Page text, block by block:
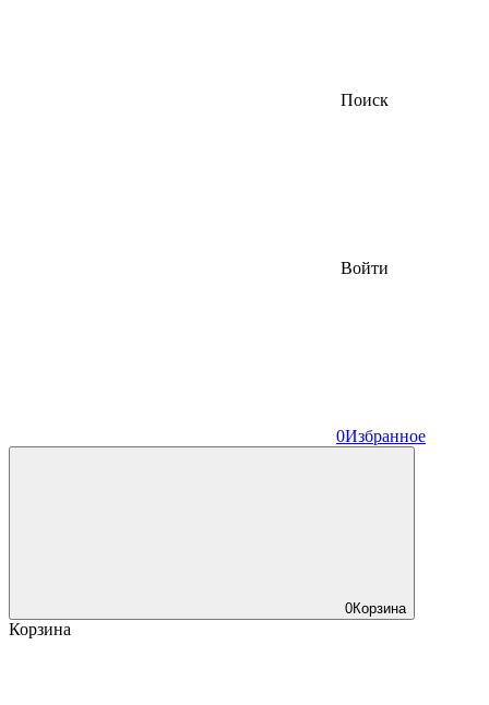
Поиск
Войти
0Избранное
0Корзина
Корзина